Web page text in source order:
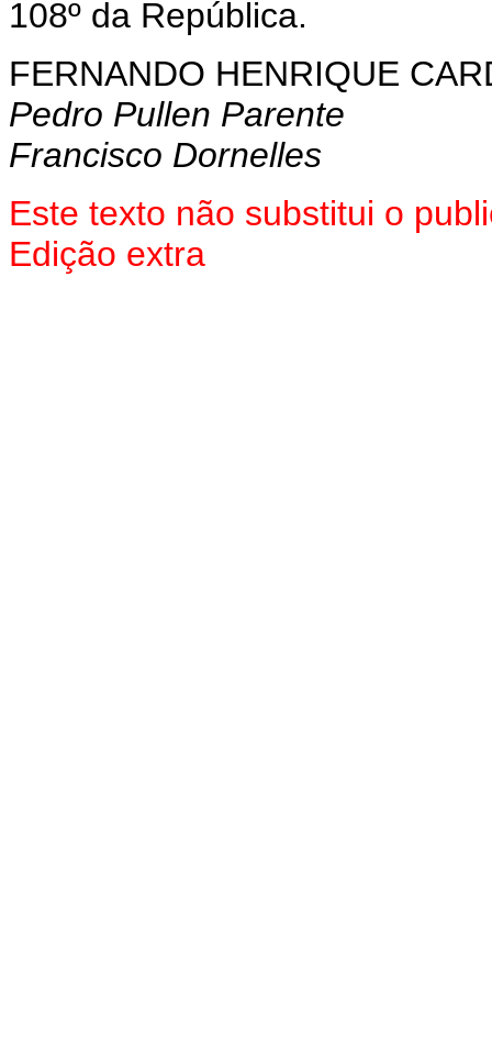
108º da República.
FERNANDO HENRIQUE
Pedro Pullen Parente
Francisco Dornelles
Este texto não substitui o
Edição extra